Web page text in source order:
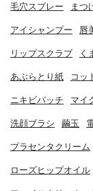
毛穴スプレー まつ
アイシャンプー 唇
リップスクラブ く
あぶらとり紙 コッ
ニキビパッチ マイ
洗顔ブラシ 繭玉
プラセンタクリーム
ローズヒップオイル